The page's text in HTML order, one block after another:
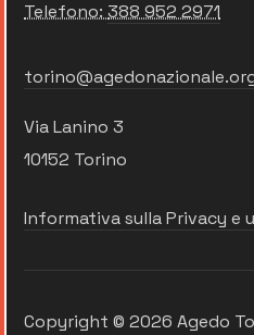
Telefono: 388 952 2971
Via Lanino 3
10152 Torino
Informativa sulla Privacy e
Copyright © 2026 Agedo